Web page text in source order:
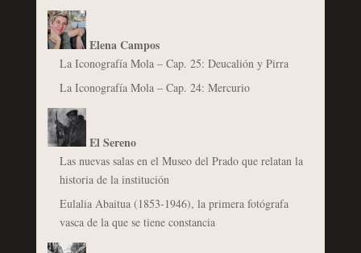
Elena Campos
La Iconografía Mola – Cap. 25: Deucalión y Pirra
La Iconografía Mola – Cap. 24: Mercurio
El Sereno
Las nuevas salas en el Museo del Prado que relatan la
historia de la institución
Eulalia Abaitua (1853-1946), la primera fotógrafa
vasca de la que se tiene constancia